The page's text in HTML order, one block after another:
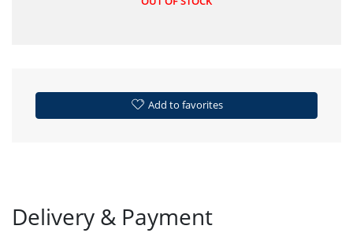
Add to favorites
Delivery & Payment